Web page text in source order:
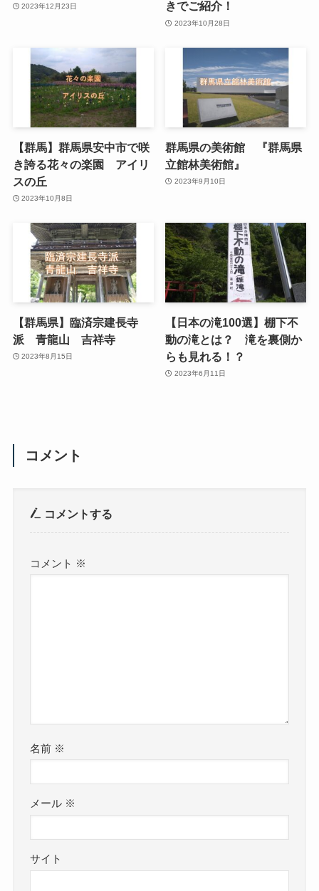
2023年12月23日 きでご紹介！
2023年10月28日
【群馬】群馬県安中市で咲
き誇る花々の楽園 アイリ
スの丘
2023年10月8日
群馬県の美術館 『群馬県
立館林美術館』
2023年9月10日
【群馬県】臨済宗建長寺
派 青龍山 吉祥寺
2023年8月15日
【日本の滝100選】棚下不
動の滝とは？ 滝を裏側か
らも見れる！？
2023年6月11日
コメント
コメントする
コメント ※
名前 ※
メール ※
サイト